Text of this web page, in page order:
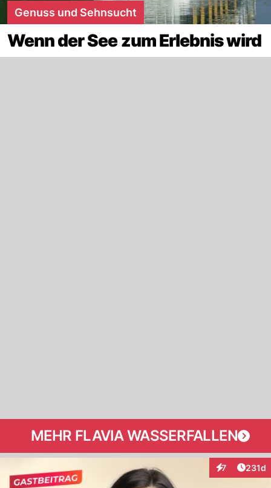
Genuss und Sehnsucht
Wenn der See zum Erlebnis wird
MEHR FLAVIA WASSERFALLEN
7
Interaktionen
231d